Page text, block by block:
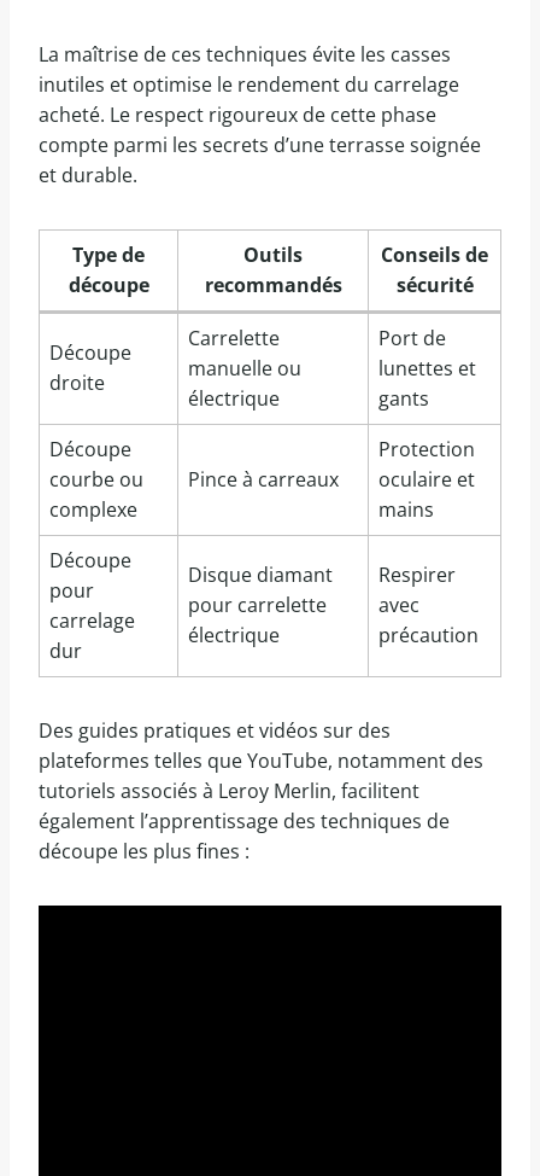
La maîtrise de ces techniques évite les casses
inutiles et optimise le rendement du carrelage
acheté. Le respect rigoureux de cette phase
compte parmi les secrets d’une terrasse soignée
et durable.
Type de
découpe
Outils
recommandés
Conseils de
sécurité
Découpe
droite
Carrelette
manuelle ou
électrique
Port de
lunettes et
gants
Découpe
courbe ou
complexe
Pince à carreaux
Protection
oculaire et
mains
Découpe
pour
carrelage
dur
Disque diamant
pour carrelette
électrique
Respirer
avec
précaution
Des guides pratiques et vidéos sur des
plateformes telles que YouTube, notamment des
tutoriels associés à Leroy Merlin, facilitent
également l’apprentissage des techniques de
découpe les plus fines :